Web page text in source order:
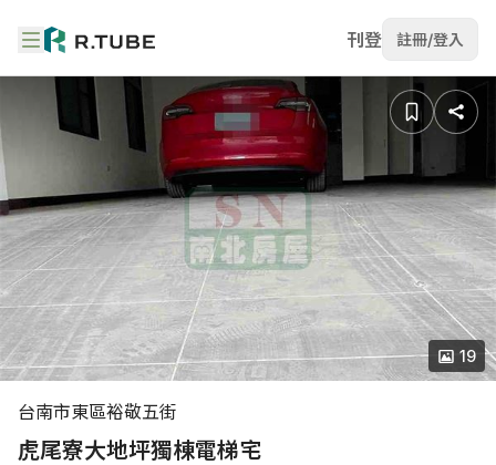
刊登 註冊/登入
台南市東區裕敬五街
虎尾寮大地坪獨棟電梯宅
19